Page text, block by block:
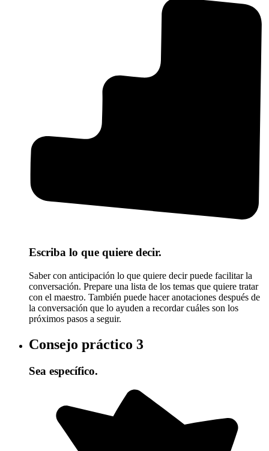
Escriba lo que quiere decir.
Saber con anticipación lo que quiere decir puede facilitar la
conversación. Prepare una lista de los temas que quiere tratar
con el maestro. También puede hacer anotaciones después de
la conversación que lo ayuden a recordar cuáles son los
próximos pasos a seguir.
Consejo práctico 3
Sea específico.